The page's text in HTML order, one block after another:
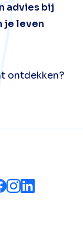
advies bij
je leven
ontdekken?